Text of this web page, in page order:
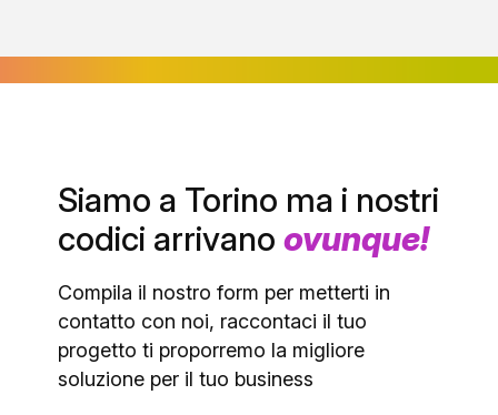
Text wrapper
Siamo a Torino ma i nostri
codici arrivano ovunque!
Compila il nostro form per metterti in
contatto con noi, raccontaci il tuo
progetto ti proporremo la migliore
soluzione per il tuo business